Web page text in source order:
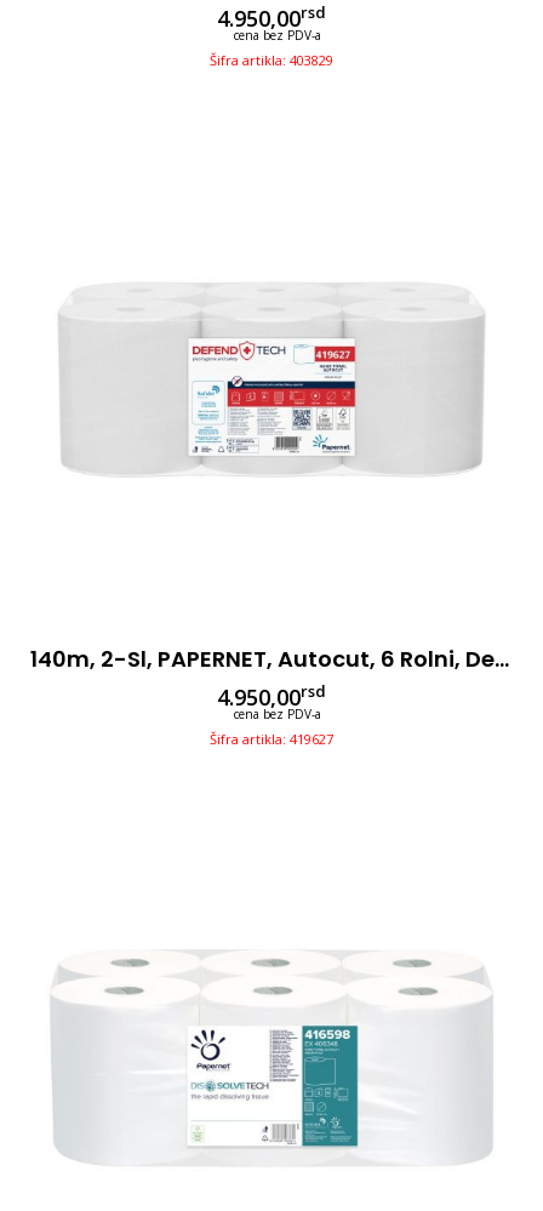
4.950,00rsd
cena bez PDV-a
Šifra artikla: 403829
140m, 2-Sl, PAPERNET, Autocut, 6 Rolni, DefendTech
4.950,00rsd
cena bez PDV-a
Šifra artikla: 419627